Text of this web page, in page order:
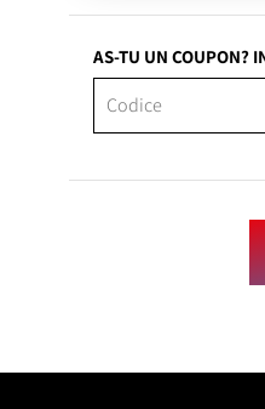
AS-TU UN COUPON?